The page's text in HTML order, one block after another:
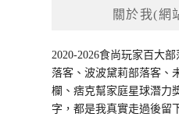
關於我(網
2020-2026食尚玩家百大
落客、波波黛莉部落客、
欄、痞克幫家庭星球潛力
字，都是我真實走過後留